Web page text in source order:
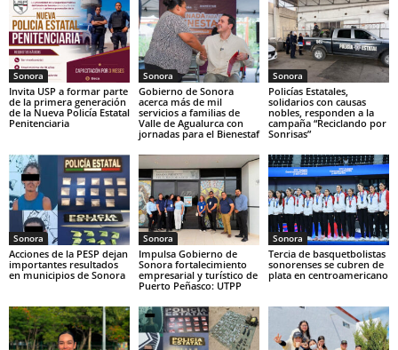
Sonora
Invita USP a formar parte
de la primera generación
de la Nueva Policía Estatal
Penitenciaria
Sonora
Gobierno de Sonora
acerca más de mil
servicios a familias de
Valle de Agualurca con
jornadas para el Bienestaf
Sonora
Policías Estatales,
solidarios con causas
nobles, responden a la
campaña “Reciclando por
Sonrisas”
Sonora
Acciones de la PESP dejan
importantes resultados
en municipios de Sonora
Sonora
Impulsa Gobierno de
Sonora fortalecimiento
empresarial y turístico de
Puerto Peñasco: UTPP
Sonora
Tercia de basquetbolistas
sonorenses se cubren de
plata en centroamericano